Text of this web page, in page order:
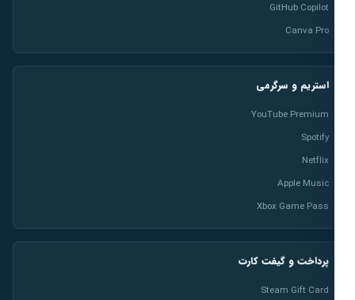
GitHub Copilot
Canva Pro
استریم و سرگرمی
YouTube Premium
Spotify
Netflix
Apple Music
Xbox Game Pass
پرداخت و گیفت کارت
Steam Gift Card